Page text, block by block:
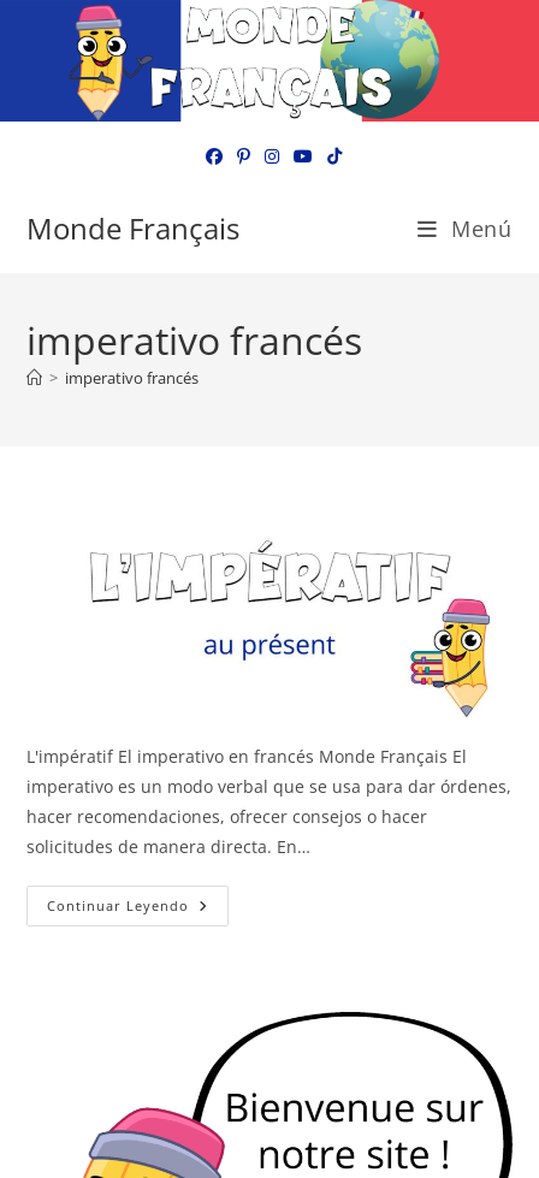
Monde Français Menú
imperativo francés
> imperativo francés
L'impératif El imperativo en francés Monde Français El
imperativo es un modo verbal que se usa para dar órdenes,
hacer recomendaciones, ofrecer consejos o hacer
solicitudes de manera directa. En…
Continuar Leyendo L’impératif